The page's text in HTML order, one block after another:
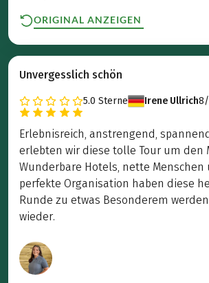
ORIGINAL ANZEIGEN
Unvergesslich schön
5.0 Sterne Irene Ullrich
Erlebnisreich, anstrengend,
erlebten wir diese tolle Tour um den
Wunderbare Hotels, nette Menschen
perfekte Organisation haben diese
Runde zu etwas Besonderem
wieder.